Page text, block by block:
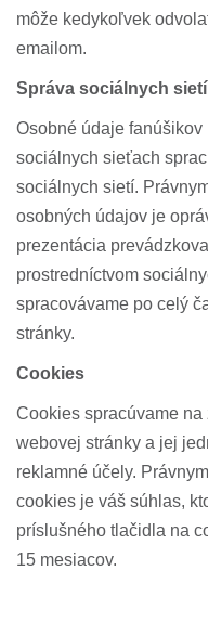
môže kedykoľvek
emailom.
Správa sociálnych sietí
Osobné údaje
sociálnych sieťach
sociálnych sietí.
osobných údajov je
prezentácia
prostredníctvom
spracovávame po celý
stránky.
Cookies
Cookies spracúvame
webovej stránky a jej
reklamné účely.
cookies je váš súhlas,
príslušného tlačidla na
15 mesiacov.